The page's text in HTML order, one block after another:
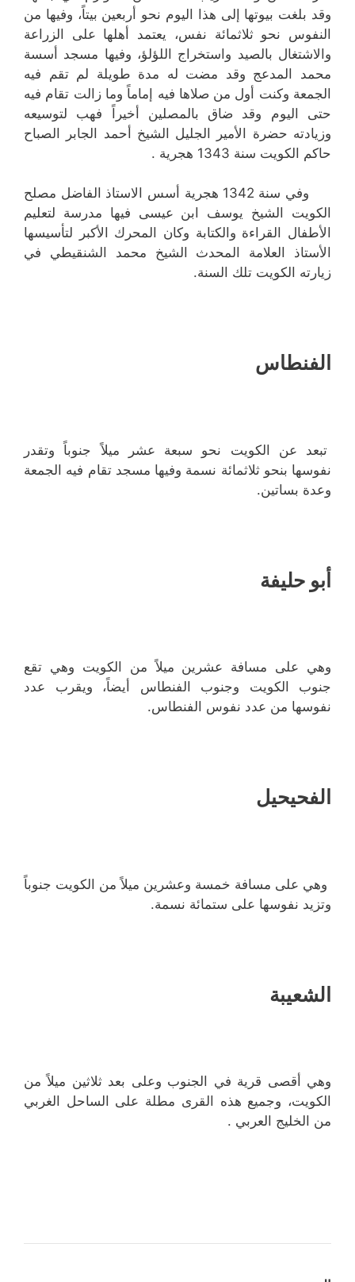
وقد بلغت بيوتها إلى هذا اليوم نحو أربعين بيتاً، وفيها من
النفوس نحو ثلاثمائة نفس، يعتمد أهلها على الزراعة
والاشتغال بالصيد واستخراج اللؤلؤ، وفيها مسجد أسسة
محمد المدعج وقد مضت له مدة طويلة لم تقم فيه
الجمعة وكنت أول من صلاها فيه إماماً وما زالت تقام فيه
حتى اليوم وقد ضاق بالمصلين أخيراً فهب لتوسيعه
وزيادته حضرة الأمير الجليل الشيخ أحمد الجابر الصباح
حاكم الكويت سنة 1343 هجرية .
وفي سنة 1342 هجرية أسس الاستاذ الفاضل مصلح
الكويت الشيخ يوسف ابن عيسى فيها مدرسة لتعليم
الأطفال القراءة والكتابة وكان المحرك الأكبر لتأسيسها
الأستاذ العلامة المحدث الشيخ محمد الشنقيطي في
زيارته الكويت تلك السنة.
الفنطاس
تبعد عن الكويت نحو سبعة عشر ميلاً جنوباً وتقدر
نفوسها بنحو ثلاثمائة نسمة وفيها مسجد تقام فيه الجمعة
وعدة بساتين.
أبو حليفة
وهي على مسافة عشرين ميلاً من الكويت وهي تقع
جنوب الكويت وجنوب الفنطاس أيضاً، ويقرب عدد
نفوسها من عدد نفوس الفنطاس.
الفحيحيل
وهي على مسافة خمسة وعشرين ميلاً من الكويت جنوباً
وتزيد نفوسها على ستمائة نسمة.
الشعيبة
وهي أقصى قرية في الجنوب وعلى بعد ثلاثين ميلاً من
الكويت، وجميع هذه القرى مطلة على الساحل الغربي
من الخليج العربي .